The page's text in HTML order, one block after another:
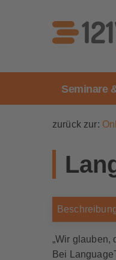
Seminare
zurück zur:
„Wir glauben,
Bei